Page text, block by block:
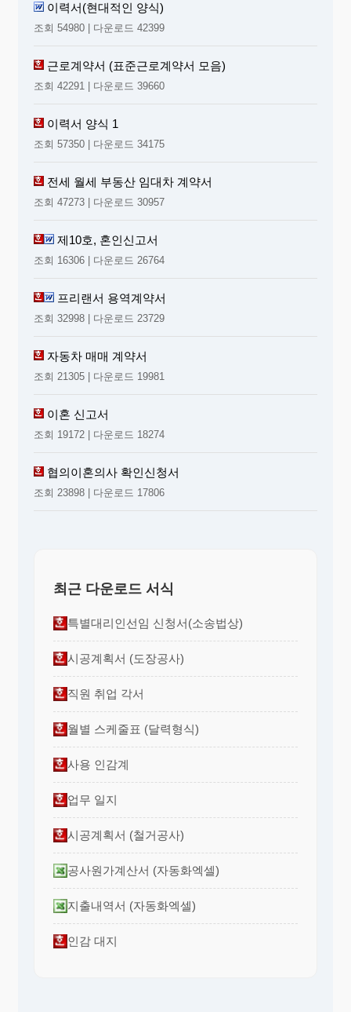
이력서(현대적인 양식)
조회 54980 | 다운로드 42399
근로계약서 (표준근로계약서 모음)
조회 42291 | 다운로드 39660
이력서 양식 1
조회 57350 | 다운로드 34175
전세 월세 부동산 임대차 계약서
조회 47273 | 다운로드 30957
제10호, 혼인신고서
조회 16306 | 다운로드 26764
프리랜서 용역계약서
조회 32998 | 다운로드 23729
자동차 매매 계약서
조회 21305 | 다운로드 19981
이혼 신고서
조회 19172 | 다운로드 18274
협의이혼의사 확인신청서
조회 23898 | 다운로드 17806
최근 다운로드 서식
특별대리인선임 신청서(소송법상)
시공계획서 (도장공사)
직원 취업 각서
월별 스케줄표 (달력형식)
사용 인감계
업무 일지
시공계획서 (철거공사)
공사원가계산서 (자동화엑셀)
지출내역서 (자동화엑셀)
인감 대지